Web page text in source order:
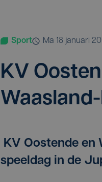
Sport ma 18 januari
KV
KV Oostende en
speeldag in de